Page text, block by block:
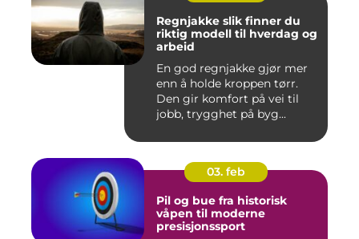
Regnjakke slik finner du
riktig modell til hverdag og
arbeid
En god regnjakke gjør mer
enn å holde kroppen tørr.
Den gir komfort på vei til
jobb, trygghet på byg...
03. feb
Pil og bue fra historisk
våpen til moderne
presisjonssport